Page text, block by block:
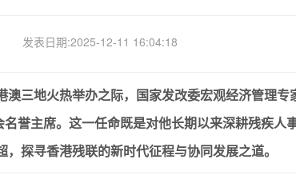
发表日期:2025-12-11 16:04:18
三地火热举办之际，国家发改委宏观经济管理
誉主席。这一任命既是对他长期以来深耕残疾
探寻香港残联的新时代征程与协同发展之道。